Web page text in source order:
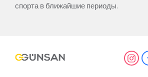
спорта в ближайшие периоды.